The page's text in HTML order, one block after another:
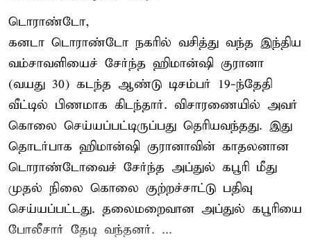
டொராண்டோ,
கனடா டொராண்டோ நகரில் வசித்து வந்த இந்திய
வம்சாவளியைச் சேர்ந்த ஹிமான்ஷி குரானா
(வயது 30) கடந்த ஆண்டு டிசம்பர் 19-ந்தேதி
வீட்டில் பிணமாக கிடந்தார். விசாரணையில் அவர்
கொலை செய்யப்பட்டிருப்பது தெரியவந்தது. இது
தொடர்பாக ஹிமான்ஷி குரானாவின் காதலனான
டொராண்டோவைச் சேர்ந்த அப்துல் கபூரி மீது
முதல் நிலை கொலை குற்றச்சாட்டு பதிவு
செய்யப்பட்டது. தலைமறைவான அப்துல் கபூரியை
போலீசார் தேடி வந்தனர். ...